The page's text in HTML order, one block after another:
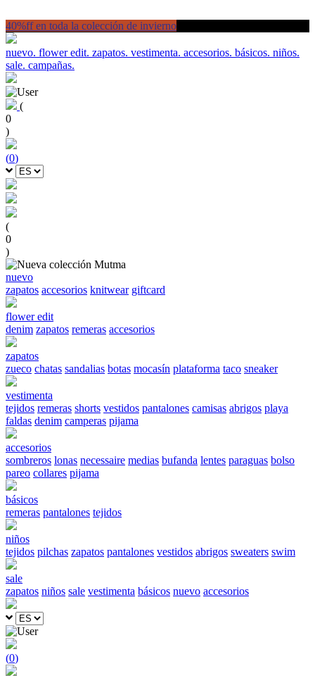
40%ff en toda la colección de invierno
nuevo. flower edit. zapatos. vestimenta. accesorios. básicos. niños.
sale. campañas.
(
0
)
(0)
(
0
)
nuevo
zapatos accesorios knitwear giftcard
flower edit
denim zapatos remeras accesorios
zapatos
zueco chatas sandalias botas mocasín plataforma taco sneaker
vestimenta
tejidos remeras shorts vestidos pantalones camisas abrigos playa
faldas denim camperas pijama
accesorios
sombreros lonas necessaire medias bufanda lentes paraguas bolso
pareo collares pijama
básicos
remeras pantalones tejidos
niños
tejidos pilchas zapatos pantalones vestidos abrigos sweaters swim
sale
zapatos niños sale vestimenta básicos nuevo accesorios
(0)